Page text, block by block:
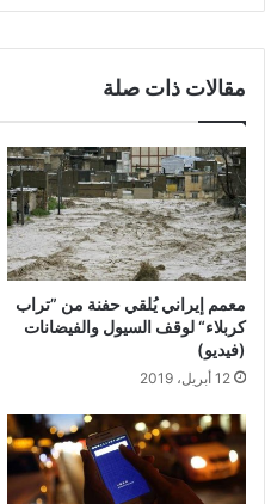
مقالات ذات صلة
معمم إيراني يُلقي حفنة من ”تراب
كربلاء“ لوقف السيول والفيضانات
(فيديو)‎
12 أبريل، 2019